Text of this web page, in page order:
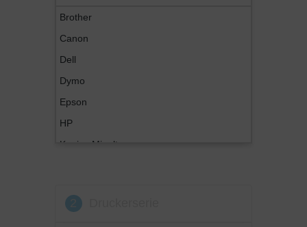
Brother
Canon
Dell
Dymo
Epson
HP
Konica Minolta
OKI